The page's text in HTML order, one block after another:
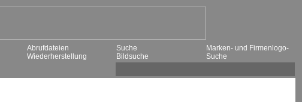
Abrufdateien
Wiederherstellung
Suche
Bildsuche
Marken- und Firmenlogo-
Suche